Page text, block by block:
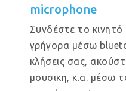
microphone
Συνδέστε το κινητό
γρήγορα μέσω
κλήσεις σας,
μουσικη, κ.α. μέσω